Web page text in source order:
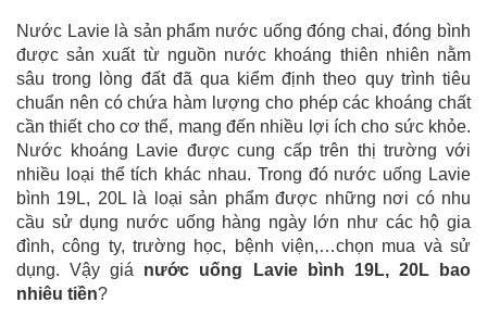
Nước Lavie là sản phẩm nước uống đóng chai, đóng bình
được sản xuất từ nguồn nước khoáng thiên nhiên nằm
sâu trong lòng đất đã qua kiểm định theo quy trình tiêu
chuẩn nên có chứa hàm lượng cho phép các khoáng chất
cần thiết cho cơ thể, mang đến nhiều lợi ích cho sức khỏe.
Nước khoáng Lavie được cung cấp trên thị trường với
nhiều loại thể tích khác nhau. Trong đó nước uống Lavie
bình 19L, 20L là loại sản phẩm được những nơi có nhu
cầu sử dụng nước uống hàng ngày lớn như các hộ gia
đình, công ty, trường học, bệnh viện,…chọn mua và sử
dụng. Vậy giá nước uống Lavie bình 19L, 20L bao
nhiêu tiền?